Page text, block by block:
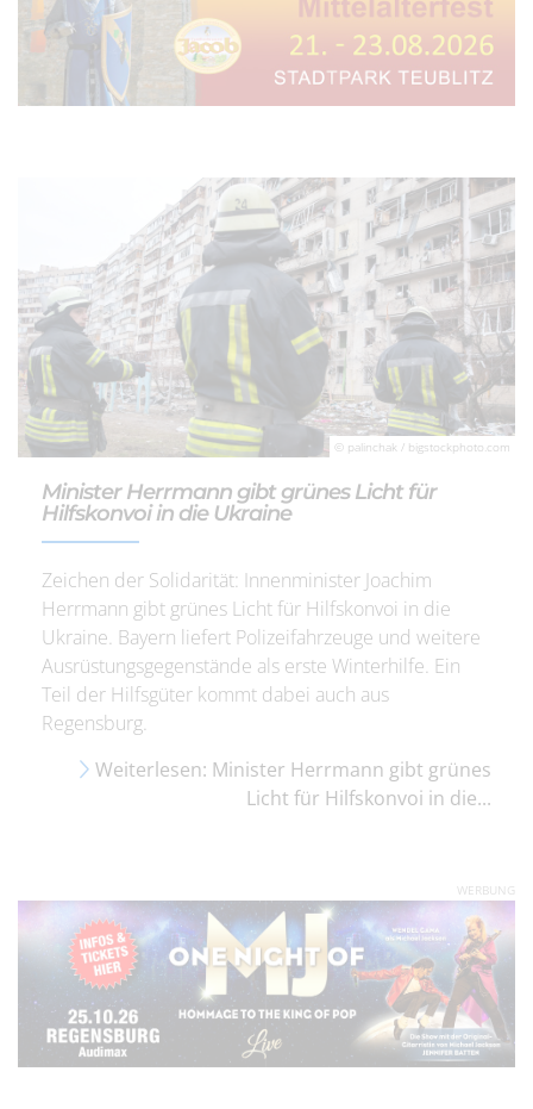
© palinchak / bigstockphoto.com
Minister Herrmann gibt grünes Licht für
Hilfskonvoi in die Ukraine
Zeichen der Solidarität: Innenminister Joachim
Herrmann gibt grünes Licht für Hilfskonvoi in die
Ukraine. Bayern liefert Polizeifahrzeuge und weitere
Ausrüstungsgegenstände als erste Winterhilfe. Ein
Teil der Hilfsgüter kommt dabei auch aus
Regensburg.
Weiterlesen: Minister Herrmann gibt grünes
Licht für Hilfskonvoi in die...
WERBUNG